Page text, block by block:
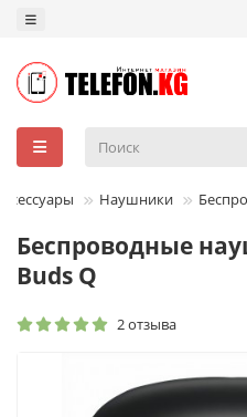
Наушники
Беспроводные
Buds Q
2 отзыва